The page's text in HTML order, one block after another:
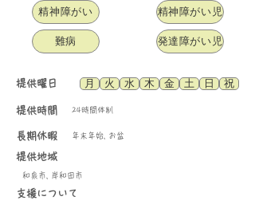
精神障がい
難病
精神障がい児
発達障がい児
​提供曜日 月 火 水 木 金 土 日 祝
提供時間 24時間体制
長期休暇 年末年始, お盆
提供地域
和泉市, 岸和田市
​支援について